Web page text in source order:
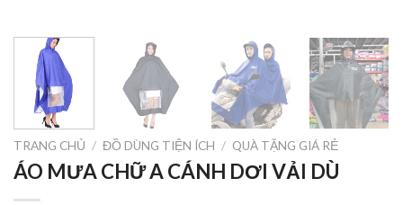
TRANG CHỦ / ĐỒ DÙNG TIỆN ÍCH / QUÀ TẶNG GIÁ RẺ
ÁO MƯA CHỮ A CÁNH DƠI VẢI DÙ